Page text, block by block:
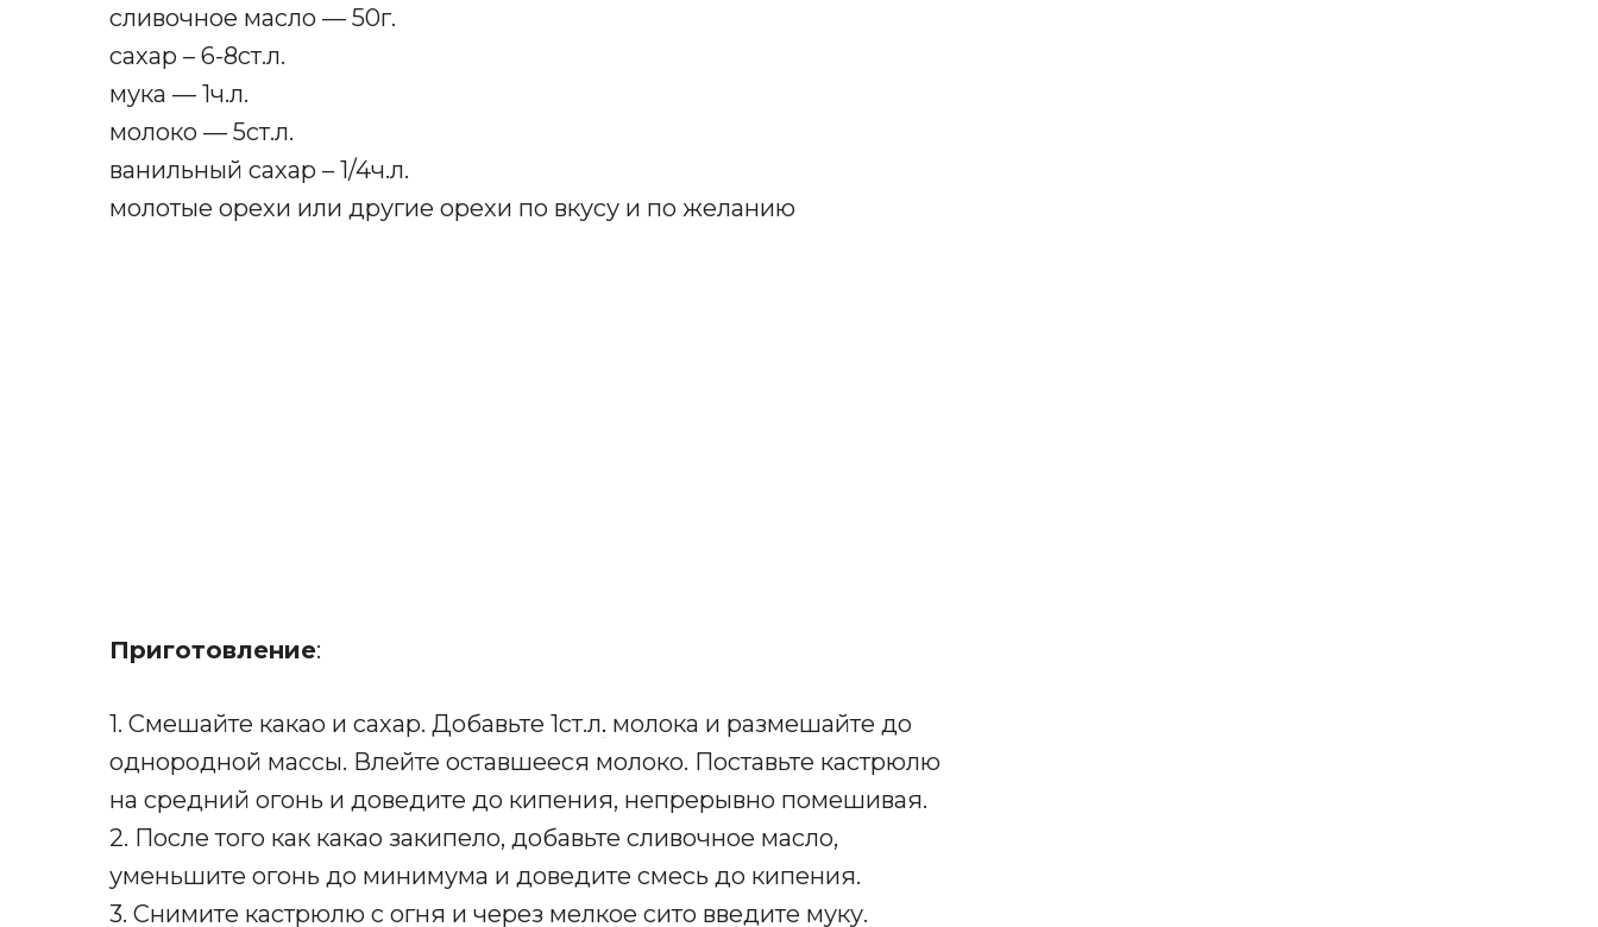
сливочное масло — 50г.
сахар – 6-8ст.л.
мука — 1ч.л.
молоко — 5ст.л.
ванильный сахар – 1/4ч.л.
молотые орехи или другие орехи по вкусу и по желанию
Приготовление:
1. Смешайте какао и сахар. Добавьте 1ст.л. молока и размешайте до
однородной массы. Влейте оставшееся молоко. Поставьте кастрюлю
на средний огонь и доведите до кипения, непрерывно помешивая.
2. После того как какао закипело, добавьте сливочное масло,
уменьшите огонь до минимума и доведите смесь до кипения.
3. Снимите кастрюлю с огня и через мелкое сито введите муку.